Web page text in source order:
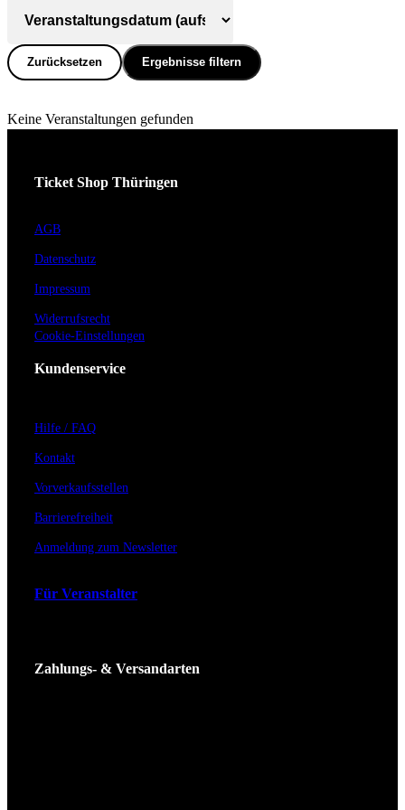
Zurücksetzen Ergebnisse filtern
Keine Veranstaltungen gefunden
Ticket Shop Thüringen
AGB
Datenschutz
Impressum
Widerrufsrecht
Cookie-Einstellungen
Kundenservice
Hilfe / FAQ
Kontakt
Vorverkaufsstellen
Barrierefreiheit
Anmeldung zum Newsletter
Für Veranstalter
Zahlungs- & Versandarten